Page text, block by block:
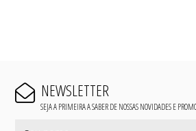
NEWSLETTER
SEJA A PRIMEIRA A SABER DE NOSSAS NOVIDADES E